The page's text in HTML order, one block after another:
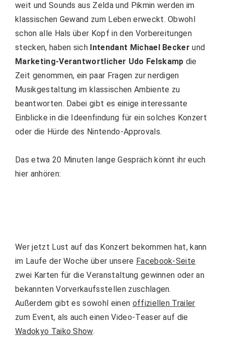
weit und Sounds aus Zelda und Pikmin werden im
klassischen Gewand zum Leben erweckt. Obwohl
schon alle Hals über Kopf in den Vorbereitungen
stecken, haben sich Intendant Michael Becker und
Marketing-Verantwortlicher Udo Felskamp die
Zeit genommen, ein paar Fragen zur nerdigen
Musikgestaltung im klassischen Ambiente zu
beantworten. Dabei gibt es einige interessante
Einblicke in die Ideenfindung für ein solches Konzert
oder die Hürde des Nintendo-Approvals.
Das etwa 20 Minuten lange Gespräch könnt ihr euch
hier anhören:
Wer jetzt Lust auf das Konzert bekommen hat, kann
im Laufe der Woche über unsere Facebook-Seite
zwei Karten für die Veranstaltung gewinnen oder an
bekannten Vorverkaufsstellen zuschlagen.
Außerdem gibt es sowohl einen offiziellen Trailer
zum Event, als auch einen Video-Teaser auf die
Wadokyo Taiko Show.